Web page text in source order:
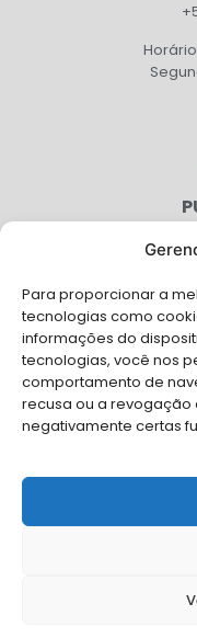
Para proporcionar a
tecnologias como
informações do
tecnologias, você nos
comportamento de
recusa ou a
negativamente certas
Solicite Apoio